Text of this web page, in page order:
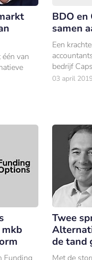
van
BDO en
samen
Een
bedrijf
kleinbedrijf
03 april
Twee
de tand